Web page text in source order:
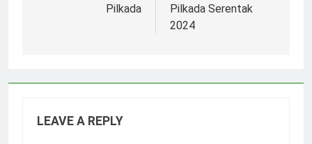
Pilkada
Pilkada Serentak
2024
LEAVE A REPLY